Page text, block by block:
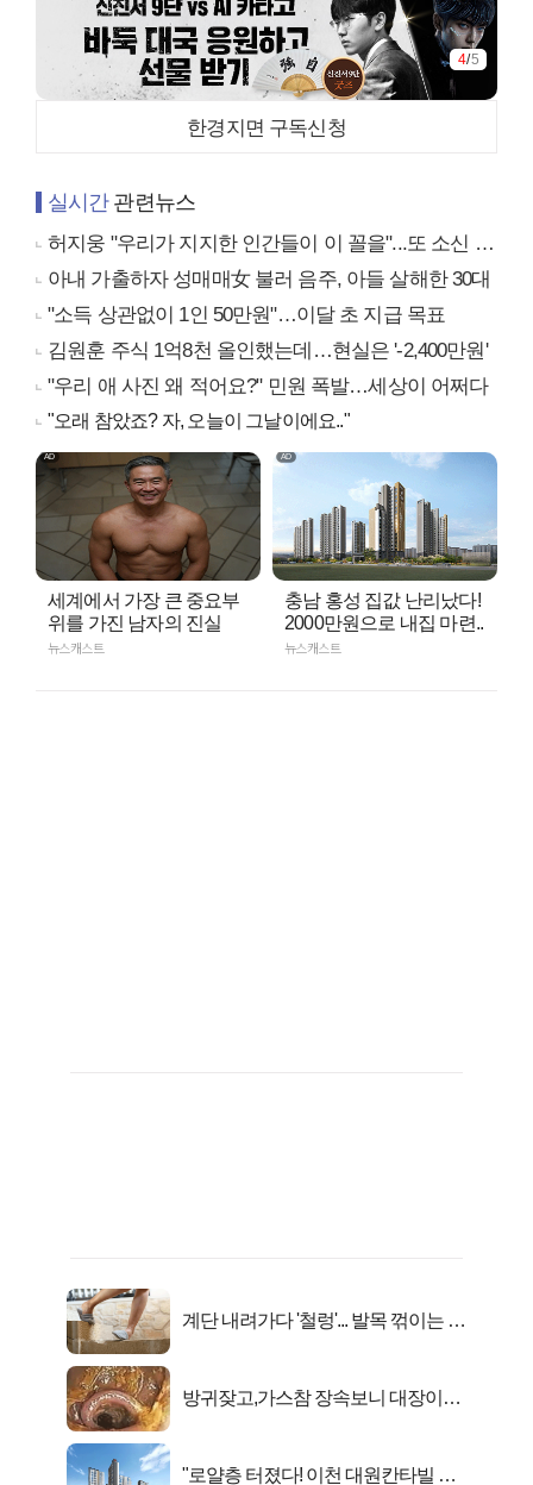
4/5
한경지면 구독신청
실시간관련뉴스
허지웅 "우리가 지지한 인간들이 이 꼴을"...또 소신 발언
아내 가출하자 성매매女 불러 음주, 아들 살해한 30대
"소득 상관없이 1인 50만원"…이달 초 지급 목표
김원훈 주식 1억8천 올인했는데…현실은 '-2,400만원'
"우리 애 사진 왜 적어요?" 민원 폭발…세상이 어쩌다
"오래 참았죠? 자, 오늘이 그날이에요.."
세계에서 가장 큰 중요부
위를 가진 남자의 진실
뉴스캐스트
충남 홍성 집값 난리났다!
2000만원으로 내집 마련..
뉴스캐스트
계단 내려가다 '철렁'... 발목 꺾이는 이
방귀잦고,가스참 장속보니 대장이아
"로얄층 터졌다! 이천 대원칸타빌 잔